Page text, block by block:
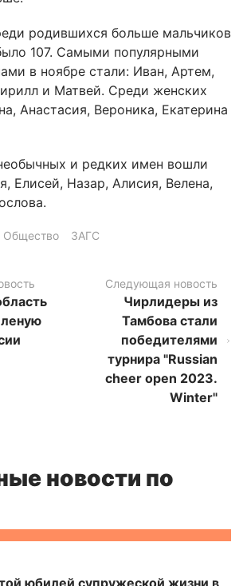
родившихся больше мальчиков
107. Самыми популярными
в ноябре стали: Иван, Артем,
и Матвей. Среди женских
Анастасия, Вероника, Екатерина
и редких имен вошли
Елисей, Назар, Алисия, Велена,
Общество ЗАГС
Следующая новость
Чирлидеры из
Тамбова стали
победителями
турнира "Russian
cheer open 2023.
Winter"
новости по
юбилей супружеской жизни в